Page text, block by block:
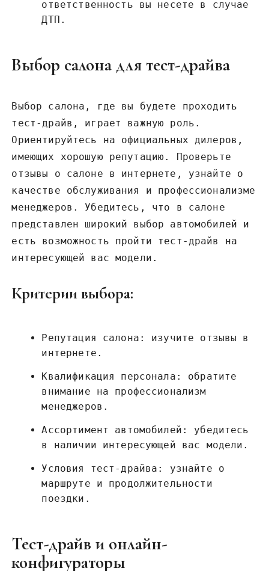
ответственность вы несете в случае
ДТП.
Выбор салона для тест-драйва
Выбор салона, где вы будете проходить
тест-драйв, играет важную роль.
Ориентируйтесь на официальных дилеров,
имеющих хорошую репутацию. Проверьте
отзывы о салоне в интернете, узнайте о
качестве обслуживания и профессионализме
менеджеров. Убедитесь, что в салоне
представлен широкий выбор автомобилей и
есть возможность пройти тест-драйв на
интересующей вас модели.
Критерии выбора:
Репутация салона: изучите отзывы в
интернете.
Квалификация персонала: обратите
внимание на профессионализм
менеджеров.
Ассортимент автомобилей: убедитесь
в наличии интересующей вас модели.
Условия тест-драйва: узнайте о
маршруте и продолжительности
поездки.
Тест-драйв и онлайн-
конфигураторы